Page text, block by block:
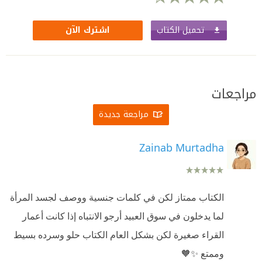
تحميل الكتاب اشترك الآن
مراجعات
مراجعة جديدة
Zainab Murtadha
الكتاب ممتاز لكن في كلمات جنسية ووصف لجسد المرأة
لما يدخلون في سوق العبيد أرجو الانتباه إذا كانت أعمار
القراء صغيرة لكن بشكل العام الكتاب حلو وسرده بسيط
وممتع ✨🧡